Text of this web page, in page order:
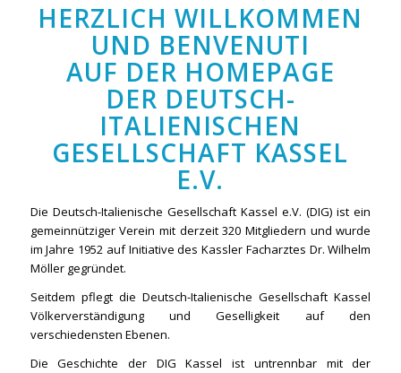
HERZLICH WILLKOMMEN
UND BENVENUTI
AUF DER HOMEPAGE
DER DEUTSCH-
ITALIENISCHEN
GESELLSCHAFT KASSEL
E.V.
Die Deutsch-Italienische Gesellschaft Kassel e.V. (DIG) ist ein
gemeinnütziger Verein mit derzeit 320 Mitgliedern und wurde
im Jahre 1952 auf Initiative des Kassler Facharztes Dr. Wilhelm
Möller gegründet.
Seitdem pflegt die Deutsch-Italienische Gesellschaft Kassel
Völkerverständigung und Geselligkeit auf den
verschiedensten Ebenen.
Die Geschichte der DIG Kassel ist untrennbar mit der